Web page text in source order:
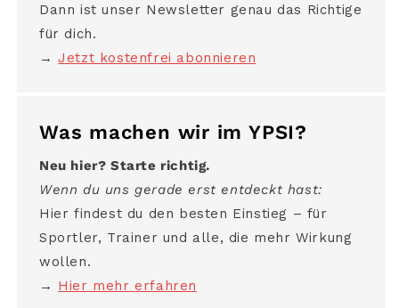
Dann ist unser Newsletter genau das Richtige
für dich.
→Jetzt kostenfrei abonnieren
Was machen wir im YPSI?
Neu hier? Starte richtig.
Wenn du uns gerade erst entdeckt hast:
Hier findest du den besten Einstieg – für
Sportler, Trainer und alle, die mehr Wirkung
wollen.
→ Hier mehr erfahren